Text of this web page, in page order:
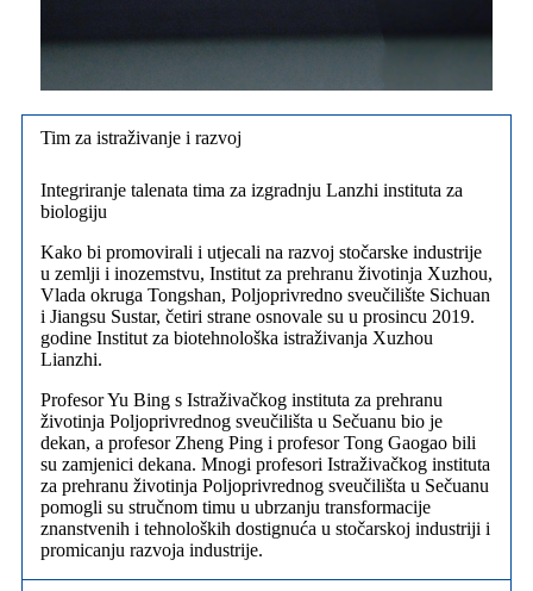
Tim za istraživanje i razvoj
Integriranje talenata tima za izgradnju Lanzhi instituta za
biologiju
Kako bi promovirali i utjecali na razvoj stočarske industrije
u zemlji i inozemstvu, Institut za prehranu životinja Xuzhou,
Vlada okruga Tongshan, Poljoprivredno sveučilište Sichuan
i Jiangsu Sustar, četiri strane osnovale su u prosincu 2019.
godine Institut za biotehnološka istraživanja Xuzhou
Lianzhi.
Profesor Yu Bing s Istraživačkog instituta za prehranu
životinja Poljoprivrednog sveučilišta u Sečuanu bio je
dekan, a profesor Zheng Ping i profesor Tong Gaogao bili
su zamjenici dekana. Mnogi profesori Istraživačkog instituta
za prehranu životinja Poljoprivrednog sveučilišta u Sečuanu
pomogli su stručnom timu u ubrzanju transformacije
znanstvenih i tehnoloških dostignuća u stočarskoj industriji i
promicanju razvoja industrije.